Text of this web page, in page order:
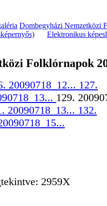
Dombegyházi Nemzetközi
Elektronikus
Folklórnapok
20090718_12... 127.
129.
20090718_13... 132.
2959X